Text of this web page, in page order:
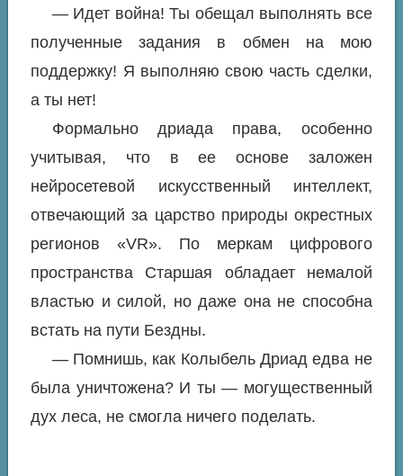
— Идет война! Ты обещал выполнять все
полученные задания в обмен на мою
поддержку! Я выполняю свою часть сделки,
а ты нет!
Формально дриада права, особенно
учитывая, что в ее основе заложен
нейросетевой искусственный интеллект,
отвечающий за царство природы окрестных
регионов «VR». По меркам цифрового
пространства Старшая обладает немалой
властью и силой, но даже она не способна
встать на пути Бездны.
— Помнишь, как Колыбель Дриад едва не
была уничтожена? И ты — могущественный
дух леса, не смогла ничего поделать.